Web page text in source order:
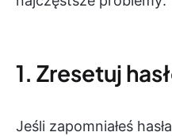
1. Zresetuj
Jeśli zapomniałeś